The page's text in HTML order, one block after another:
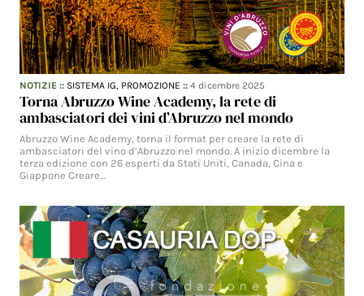
NOTIZIE :: SISTEMA IG, PROMOZIONE ::4 dicembre 2025
Torna Abruzzo Wine Academy, la rete di
ambasciatori dei vini d’Abruzzo nel mondo
Abruzzo Wine Academy, torna il format per creare la rete di
ambasciatori del vino d’Abruzzo nel mondo. A inizio dicembre la
terza edizione con 26 esperti da Stati Uniti, Canada, Cina e
Giappone Creare…